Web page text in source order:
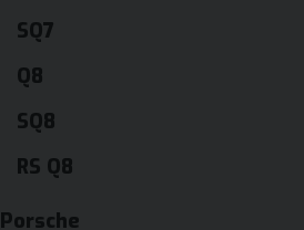
SQ7
Q8
SQ8
RS Q8
Porsche